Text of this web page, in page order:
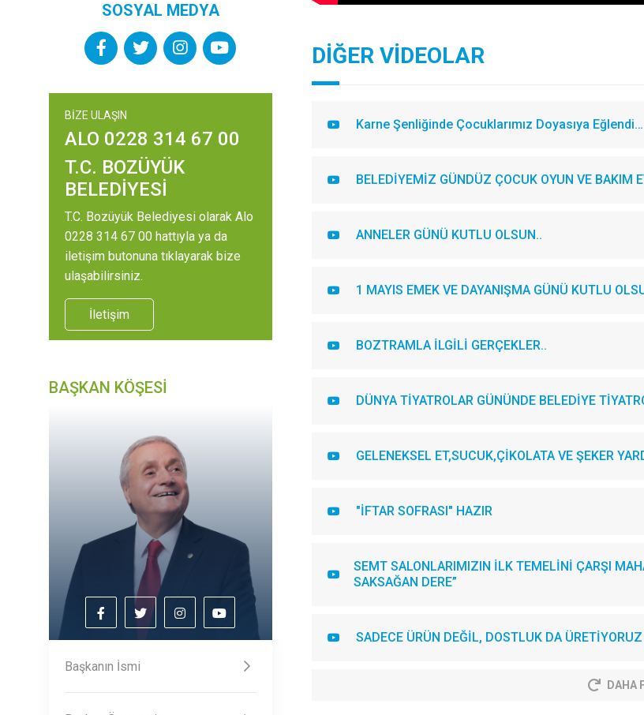
SOSYAL MEDYA
BİZE ULAŞIN
ALO 0228 314 67 00
T.C. BOZÜYÜK
BELEDİYESİ
T.C. Bozüyük Belediyesi olarak Alo
0228 314 67 00 hattıyla ya da
iletişim butonuna tıklayarak bize
ulaşabilirsiniz.
İletişim
BAŞKAN KÖŞESİ
Başkanın İsmi
DİĞER VİDEOLAR
Karne Şenliğinde Çocuklarımız Doyasıya Eğlendi…
BELEDİYEMİZ GÜNDÜZ ÇOCUK OYUN VE BAKIM
ANNELER GÜNÜ KUTLU OLSUN..
1 MAYIS EMEK VE DAYANIŞMA GÜNÜ KUTLU
BOZTRAMLA İLGİLİ GERÇEKLER..
DÜNYA TİYATROLAR GÜNÜNDE BELEDİYE
GELENEKSEL ET,SUCUK,ÇİKOLATA VE ŞEKER
"İFTAR SOFRASI" HAZIR
SEMT SALONLARIMIZIN İLK TEMELİNİ ÇARŞI
SAKSAĞAN DERE”
SADECE ÜRÜN DEĞİL, DOSTLUK DA ÜRETİYORUZ
DAHA